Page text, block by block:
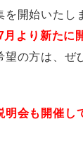
開始いたし
より新たに
望の方は、ぜ
明会も開催し